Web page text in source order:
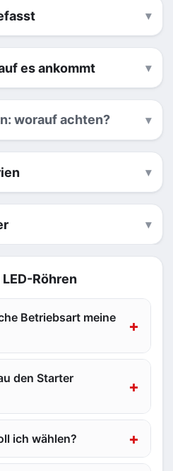
es ankommt
worauf achten?
Röhren
Betriebsart meine
den Starter
ich wählen?